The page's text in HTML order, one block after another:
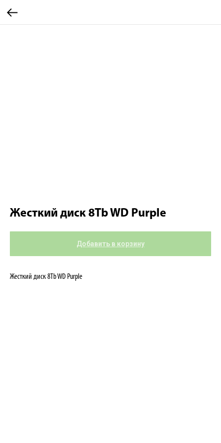
Жесткий диск 8Tb WD Purple
Добавить в корзину
Жесткий диск 8Tb WD Purple